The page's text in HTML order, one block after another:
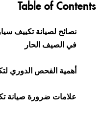
Table of Contents
نصائح لصيانة تكييف
في الصيف الحار
أهمية الفحص الدوري
علامات ضرورة صيانة